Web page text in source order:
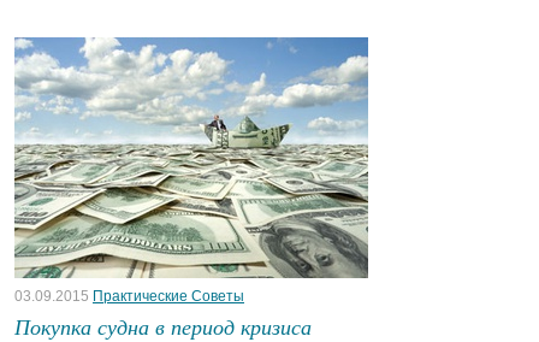
03.09.2015 Практические Советы
Покупка судна в период кризиса